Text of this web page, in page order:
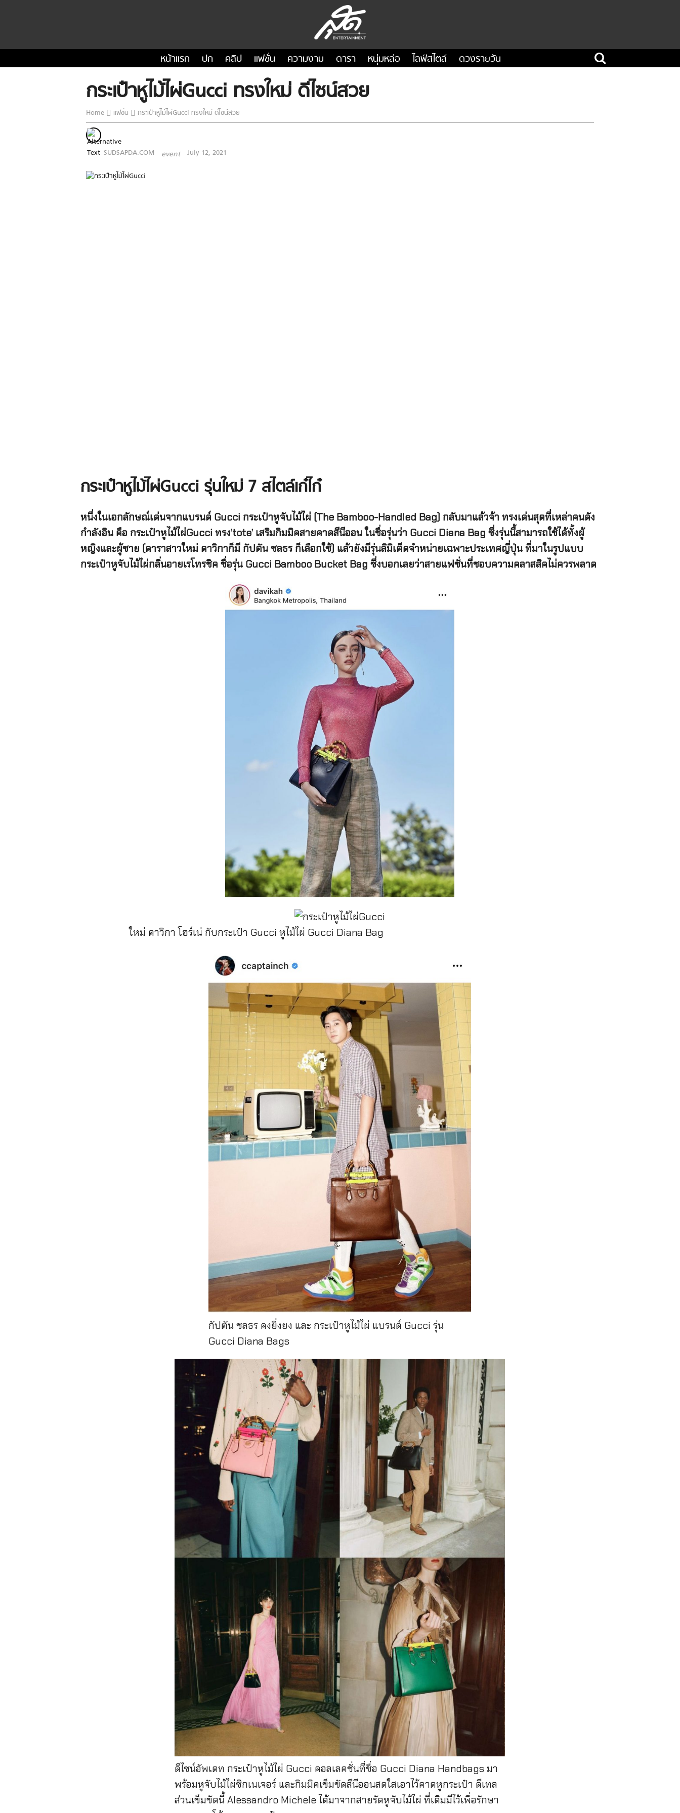
หน้าแรก ปก คลิป แฟชั่น ความงาม ดารา หนุ่มหล่อ ไลฟ์สไตล์ ดวงรายวัน
กระเป๋าหูไม้ไผ่Gucci ทรงใหม่ ดีไซน์สวย
Home แฟชั่น กระเป๋าหูไม้ไผ่Gucci ทรงใหม่ ดีไซน์สวย
SUDSAPDA.COM event July 12, 2021
กระเป๋าหูไม้ไผ่Gucci รุ่นใหม่7 สไตล์เก๋ไก๋
หนึ่งในเอกลักษณ์เด่นจากแบรนด์ Gucci กระเป๋าหูจับไม้ไผ่ (The Bamboo-Handled Bag) กลับมาแล้วจ้า ทรงเด่นสุดที่เหล่าคนดัง
กำลังอิน คือ กระเป๋าหูไม้ไผ่Gucci ทรง’tote’ เสริมกิมมิคสายคาดสีนีออน ในชื่อรุ่นว่า Gucci Diana Bag ซึ่งรุ่นนี้สามารถใช้ได้ทั้งผู้
หญิงและผู้ชาย (ดาราสาวใหม่ ดาวิกาก็มี กัปตัน ชลธร ก็เลือกใช้) แล้วยังมีรุ่นลิมิเต็ดจำหน่ายเฉพาะประเทศญี่ปุ่น ที่มาในรูปแบบ
กระเป๋าหูจับไม้ไผ่กลิ่นอายเรโทรชิค ชื่อรุ่นGucci Bamboo Bucket Bag ซึ่งบอกเลยว่าสายแฟชั่นที่ชอบความคลาสสิคไม่ควรพลาด
ใหม่ ดาวิกา โฮร์เน่ กับกระเป๋า Gucci หูไม้ไผ่ Gucci Diana Bag
กัปตัน ชลธร คงยิ่งยง และ กระเป๋าหูไม้ไผ่ แบรนด์ Gucci รุ่น
Gucci Diana Bags
ดีไซน์อัพเดท กระเป๋าหูไม้ไผ่ Gucci คอลเลคชั่นที่ชื่อ Gucci Diana Handbags มา
พร้อมหูจับไม้ไผ่ซิกเนเจอร์ และกิมมิคเข็มขัดสีนีออนสดใสเอาไว้คาดหูกระเป๋า ดีเทล
ส่วนเข็มขัดนี้Alessandro Michele ได้มาจากสายรัดหูจับไม้ไผ่ ที่เดิมมีไว้เพื่อรักษา